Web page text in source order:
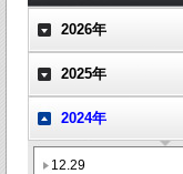
2026年
2025年
2024年
12.29